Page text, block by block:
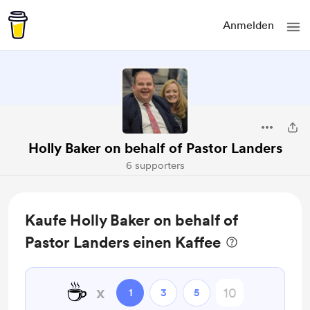
Anmelden
Holly Baker on behalf of Pastor Landers
6 supporters
Kaufe Holly Baker on behalf of
Pastor Landers einen Kaffee
☕ x 1 3 5